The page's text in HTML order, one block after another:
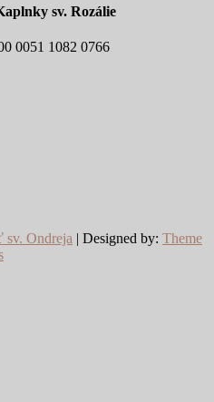
sv. Rozálie
0051 1082 0766
sv. Ondreja | Designed by: Theme